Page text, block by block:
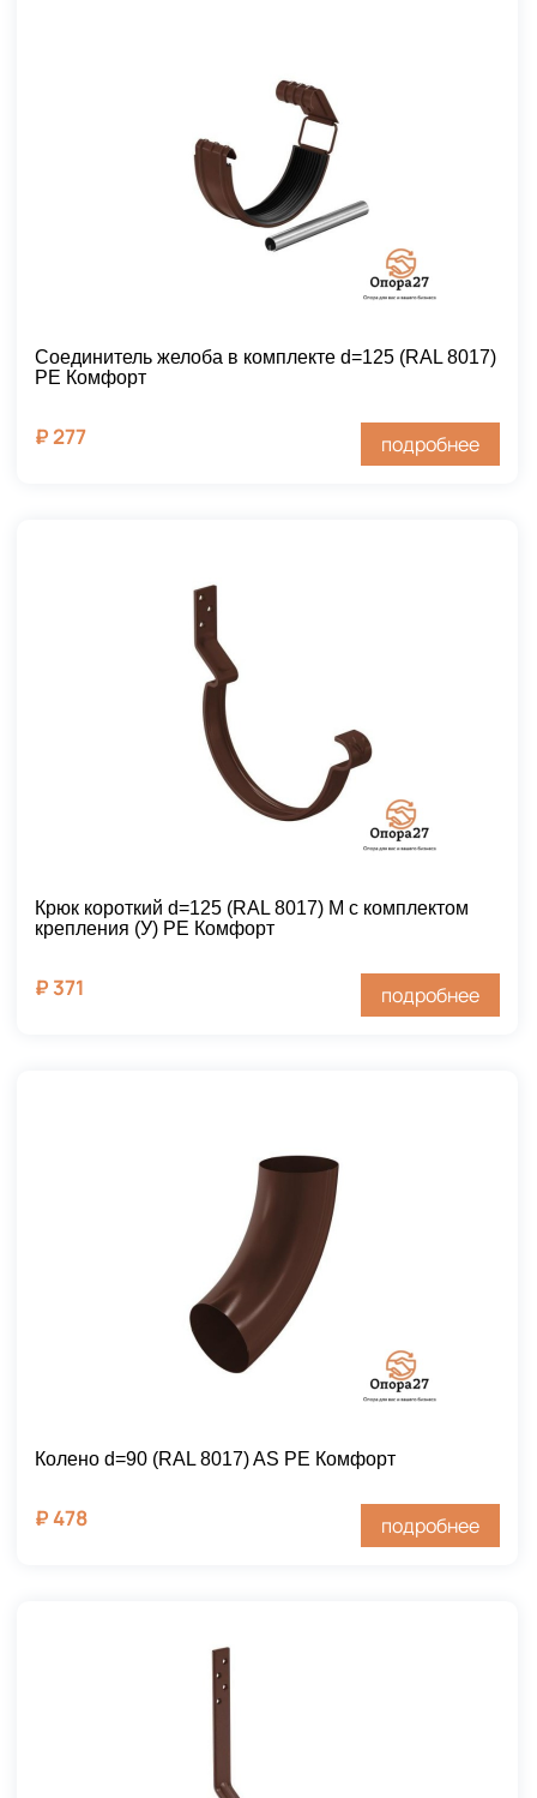
Соединитель желоба в комплекте d=125 (RAL 8017)
PE Комфорт
₽277 подробнее
Крюк короткий d=125 (RAL 8017) М с комплектом
крепления (У) PE Комфорт
₽ 371 подробнее
Колено d=90 (RAL 8017) AS PE Комфорт
₽478 подробнее